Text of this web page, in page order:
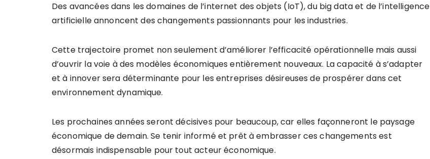
Des avancées dans les domaines de l’internet des objets (IoT), du big data et de l’intelligence
artificielle annoncent des changements passionnants pour les industries.
Cette trajectoire promet non seulement d’améliorer l’efficacité opérationnelle mais aussi
d’ouvrir la voie à des modèles économiques entièrement nouveaux. La capacité à s’adapter
et à innover sera déterminante pour les entreprises désireuses de prospérer dans cet
environnement dynamique.
Les prochaines années seront décisives pour beaucoup, car elles façonneront le paysage
économique de demain. Se tenir informé et prêt à embrasser ces changements est
désormais indispensable pour tout acteur économique.